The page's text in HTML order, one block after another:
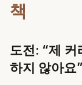
책
도전: “제
하지 않아요”